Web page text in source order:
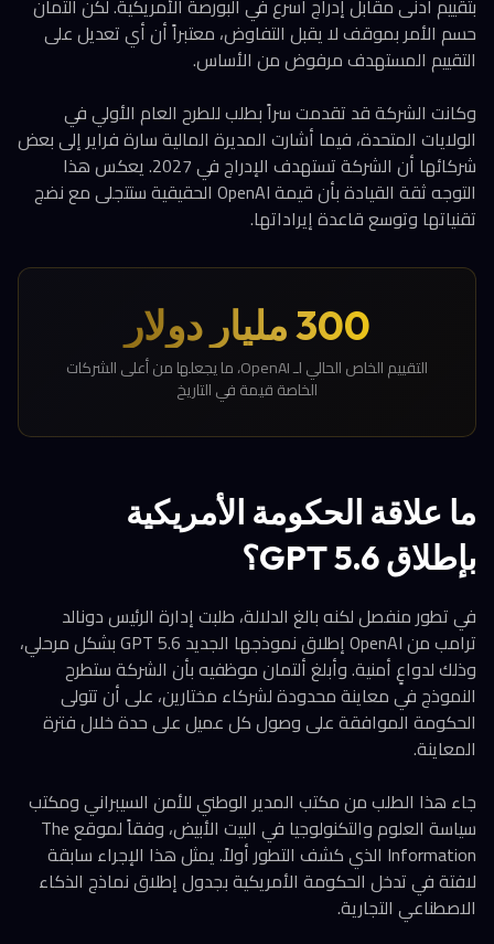
بتقييم أدنى مقابل إدراج أسرع في البورصة الأمريكية. لكن ألتمان
حسم الأمر بموقف لا يقبل التفاوض، معتبراً أن أي تعديل على
التقييم المستهدف مرفوض من الأساس.
وكانت الشركة قد تقدمت سراً بطلب للطرح العام الأولي في
الولايات المتحدة، فيما أشارت المديرة المالية سارة فراير إلى بعض
شركائها أن الشركة تستهدف الإدراج في 2027. يعكس هذا
التوجه ثقة القيادة بأن قيمة OpenAI الحقيقية ستتجلى مع نضج
تقنياتها وتوسع قاعدة إيراداتها.
300 مليار دولار
التقييم الخاص الحالي لـ OpenAI، ما يجعلها من أعلى الشركات
الخاصة قيمة في التاريخ
ما علاقة الحكومة الأمريكية
بإطلاق GPT 5.6؟
في تطور منفصل لكنه بالغ الدلالة، طلبت إدارة الرئيس دونالد
ترامب من OpenAI إطلاق نموذجها الجديد GPT 5.6 بشكل مرحلي،
وذلك لدواعٍ أمنية. وأبلغ ألتمان موظفيه بأن الشركة ستطرح
النموذج في معاينة محدودة لشركاء مختارين، على أن تتولى
الحكومة الموافقة على وصول كل عميل على حدة خلال فترة
المعاينة.
جاء هذا الطلب من مكتب المدير الوطني للأمن السيبراني ومكتب
سياسة العلوم والتكنولوجيا في البيت الأبيض، وفقاً لموقع The
Information الذي كشف التطور أولاً. يمثل هذا الإجراء سابقة
لافتة في تدخل الحكومة الأمريكية بجدول إطلاق نماذج الذكاء
الاصطناعي التجارية.